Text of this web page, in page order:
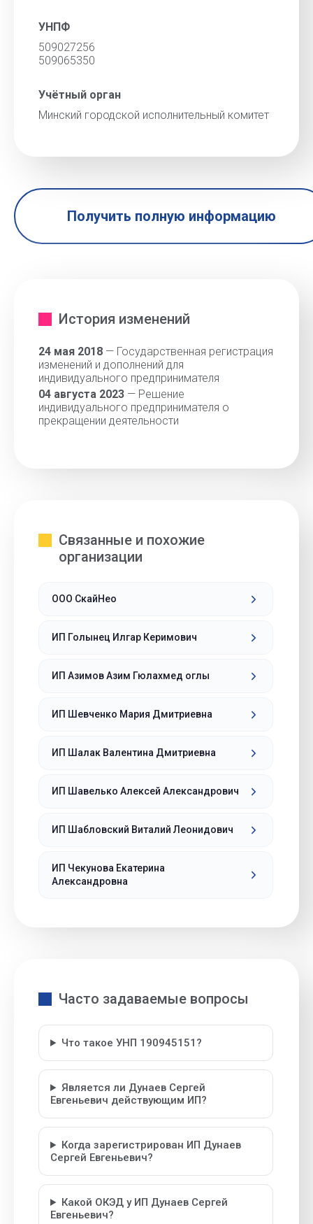
УНПФ
509027256
509065350
Учётный орган
Минский городской исполнительный комитет
Получить полную информацию
История изменений
24 мая 2018 — Государственная регистрация
изменений и дополнений для
индивидуального предпринимателя
04 августа 2023 — Решение
индивидуального предпринимателя о
прекращении деятельности
Связанные и похожие
организации
ООО СкайНео
ИП Голынец Илгар Керимович
ИП Азимов Азим Гюлахмед оглы
ИП Шевченко Мария Дмитриевна
ИП Шалак Валентина Дмитриевна
ИП Шавелько Алексей Александрович
ИП Шабловский Виталий Леонидович
ИП Чекунова Екатерина
Александровна
Часто задаваемые вопросы
Что такое УНП 190945151?
Является ли Дунаев Сергей
Евгеньевич действующим ИП?
Когда зарегистрирован ИП Дунаев
Сергей Евгеньевич?
Какой ОКЭД у ИП Дунаев Сергей
Евгеньевич?